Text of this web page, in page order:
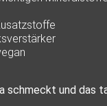
schmeckt und das